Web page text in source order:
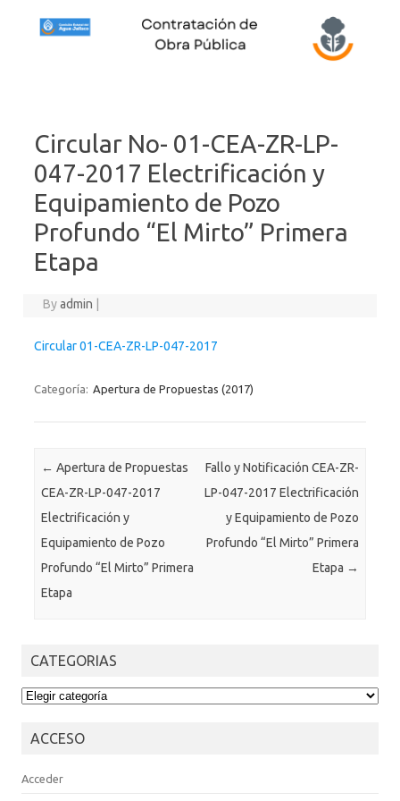
Circular No- 01-CEA-ZR-LP-
047-2017 Electrificación y
Equipamiento de Pozo
Profundo “El Mirto” Primera
Etapa
Byadmin
Circular 01-CEA-ZR-LP-047-2017
Categoría: Apertura de Propuestas (2017)
Post navigation
← Apertura de Propuestas
CEA-ZR-LP-047-2017
Electrificación y
Equipamiento de Pozo
Profundo “El Mirto” Primera
Etapa
Fallo y Notificación CEA-ZR-
LP-047-2017 Electrificación
y Equipamiento de Pozo
Profundo “El Mirto” Primera
Etapa →
CATEGORIAS
CATEGORIAS
ACCESO
Acceder